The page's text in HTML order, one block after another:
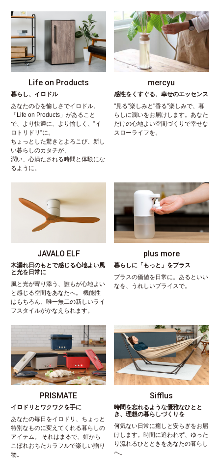
Life on Products
暮らし、イロドル
あなたの心を愉しさでイロドル。
「Life on Products」があること
で、より快適に、より愉しく、”イ
ロトリドリ”に。
ちょっとした驚きとよろこび、新し
い暮らしのカタチが、
潤い、心満たされる時間と体験にな
るように。
mercyu
感性をくすぐる、幸せのエッセンス
"見る"楽しみと"香る"楽しみで、暮
らしに潤いをお届けします。あなた
だけの心地よい空間づくりで幸せな
スローライフを。
JAVALO ELF
木漏れ日のもとで感じる心地よい風
と光を日常に
風と光が寄り添う、誰もが心地よい
と感じる空間をあなたへ。 機能性
はもちろん、唯一無二の新しいライ
フスタイルがかなえられます。
plus more
暮らしに「もっと」をプラス
プラスの価値を日常に。あるといい
なを、うれしいプライスで。
PRISMATE
イロドリとワクワクを手に
あなたの毎日をイロドリ、ちょっと
特別なものに変えてくれる暮らしの
アイテム。 それはまるで、虹から
こぼれおちたカラフルで楽しい贈り
物。
Sifflus
時間を忘れるような優雅なひとと
き、理想の暮らしづくりを
何気ない日常に癒しと安らぎをお届
けします。時間に追われず、ゆった
り流れるひとときをあなたの暮らし
へ。